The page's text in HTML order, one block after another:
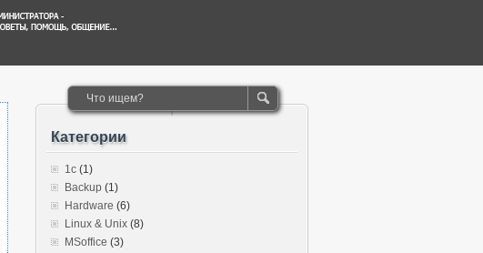
Категории
1c (1)
Backup (1)
Hardware (6)
Linux & Unix (8)
MSoffice (3)